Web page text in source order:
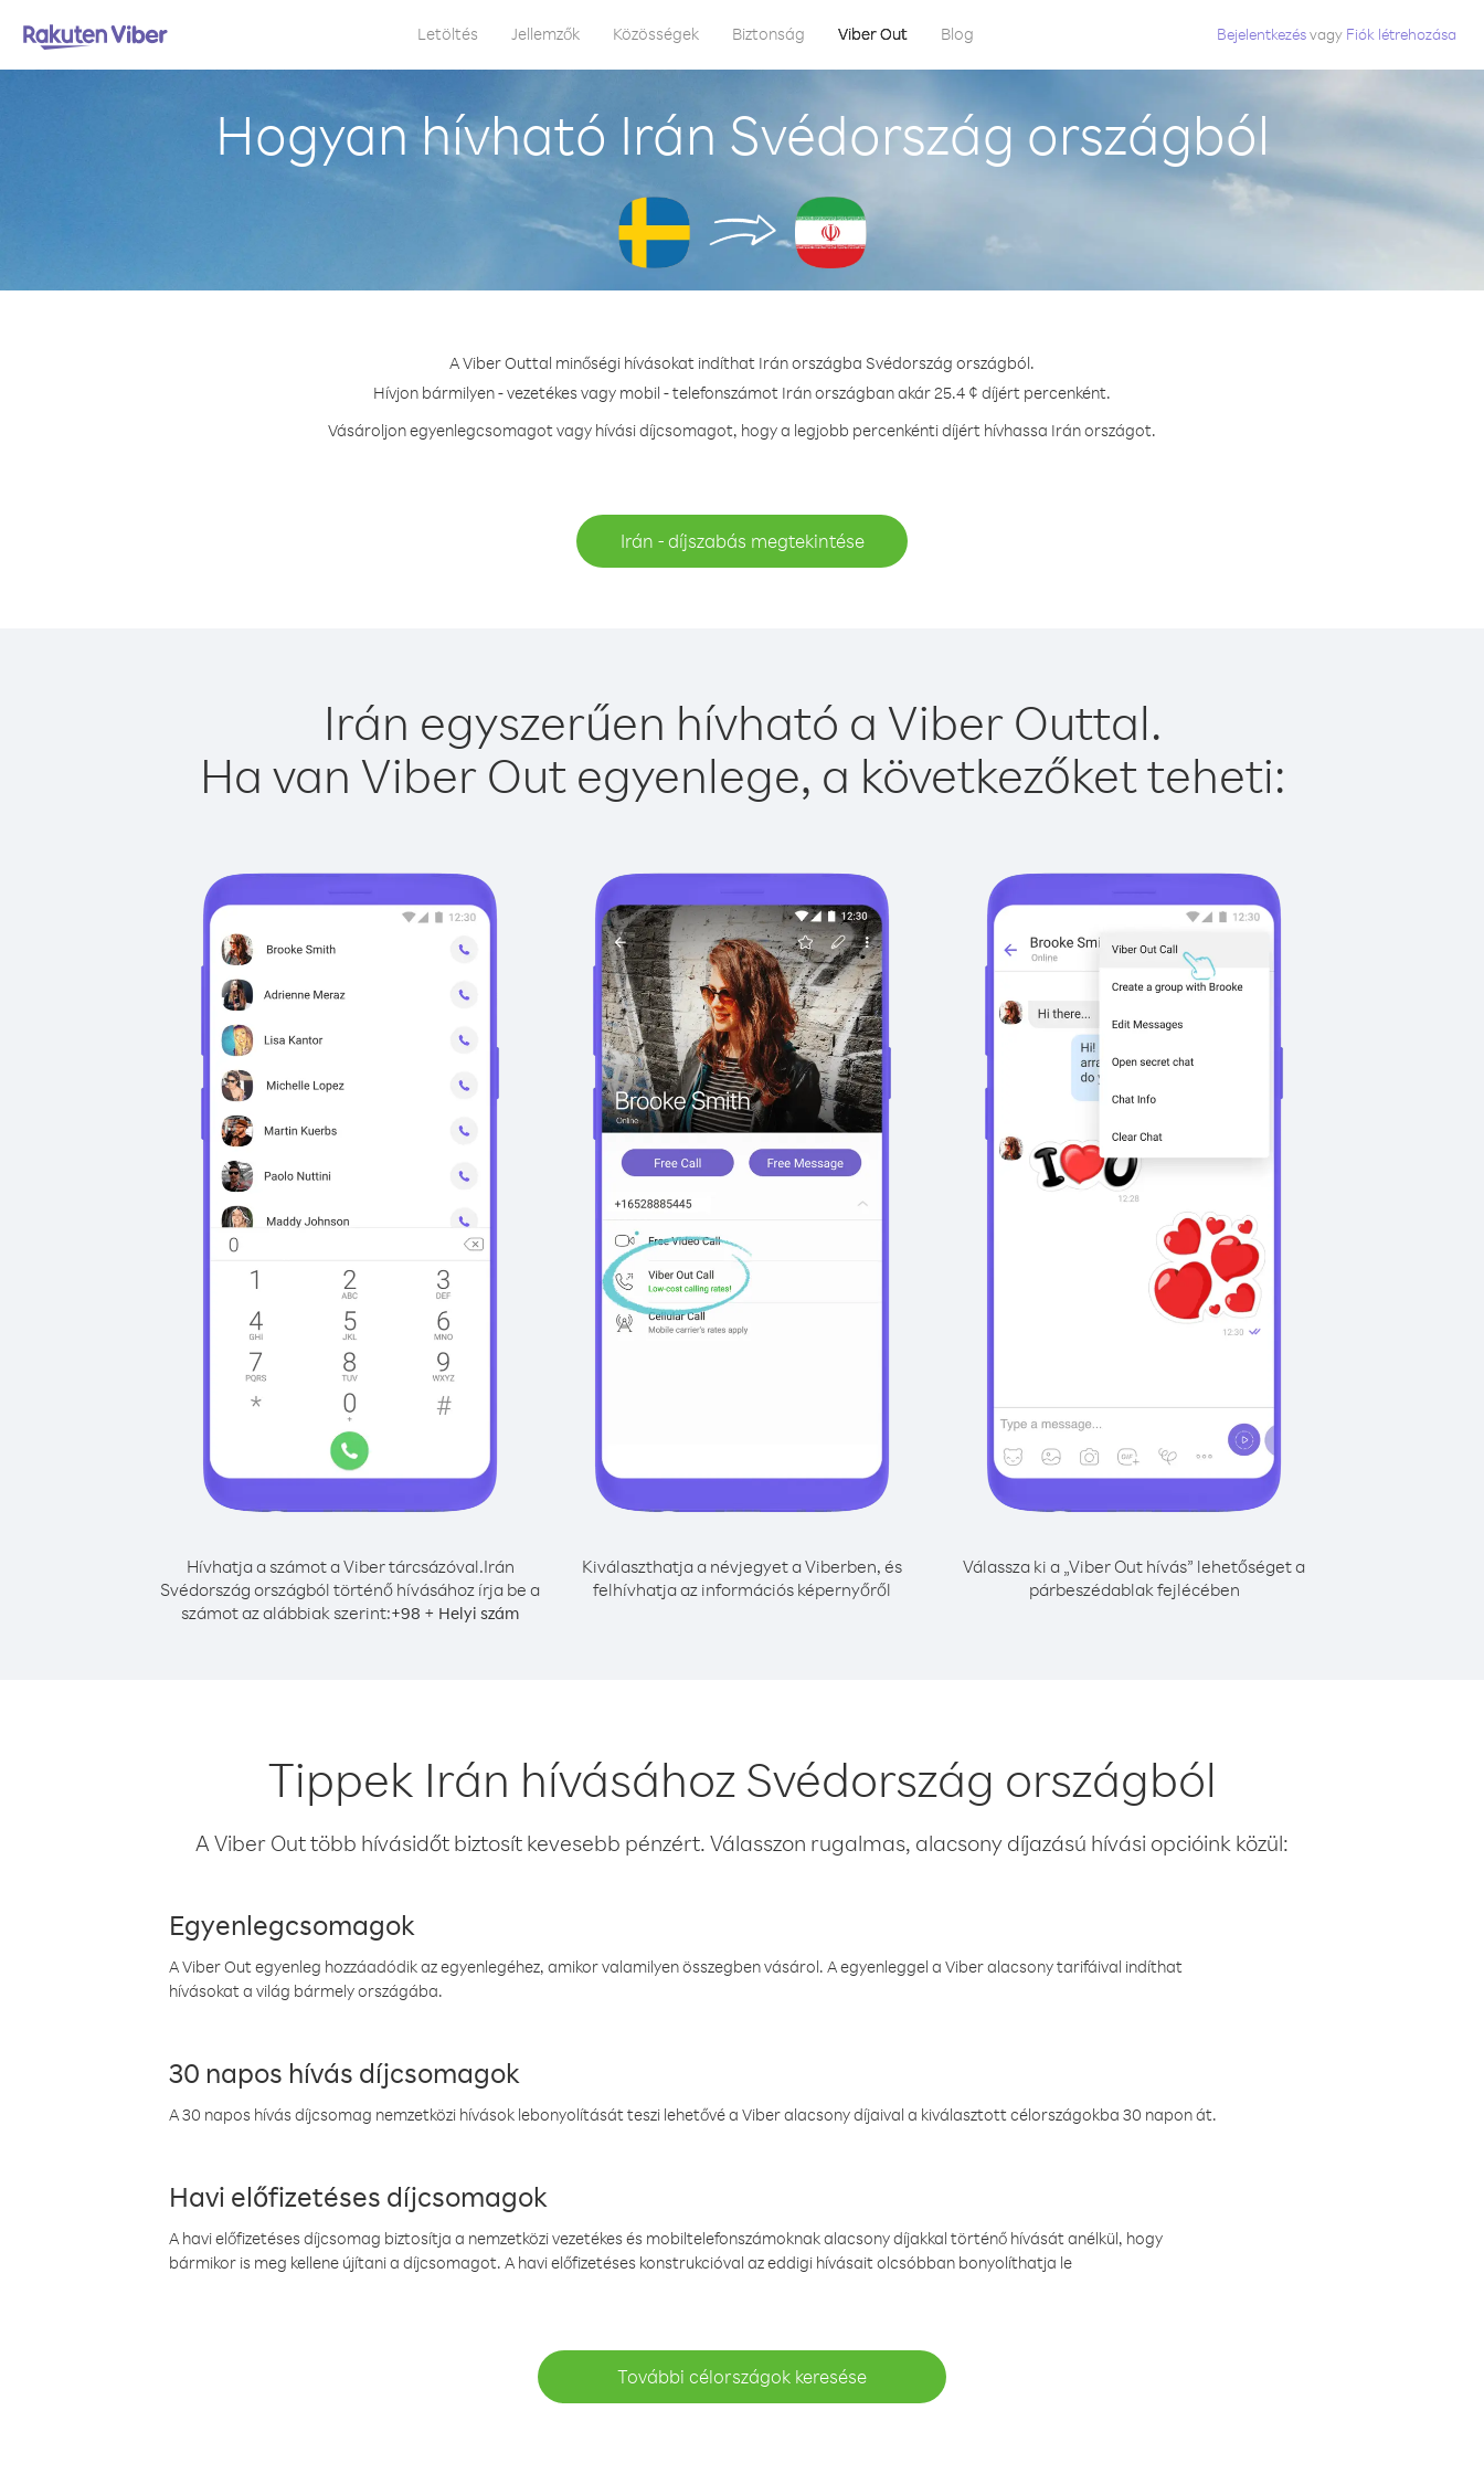
Letöltés Jellemzők Közösségek Biztonság Viber Out Blog Bejelentkezésvagy Fiók létrehozása
Hogyan hívható Irán Svédország országból
A Viber Outtal minőségi hívásokat indíthat Irán országba Svédország országból.
Hívjon bármilyen - vezetékes vagy mobil - telefonszámot Irán országban akár 25.4 ¢ díjért percenként.
Vásároljon egyenlegcsomagot vagy hívási díjcsomagot, hogy a legjobb percenkénti díjért hívhassa Irán országot.
Irán - díjszabás megtekintése
Irán egyszerűen hívható a Viber Outtal.
Ha van Viber Out egyenlege, a következőket teheti:
Hívhatja a számot a Viber tárcsázóval.Irán
Svédország országból történő hívásához írja be a
számot az alábbiak szerint:+98 + Helyi szám
Kiválaszthatja a névjegyet a Viberben, és
felhívhatja az információs képernyőről
Válassza ki a „Viber Out hívás” lehetőséget a
párbeszédablak fejlécében
Tippek Irán hívásához Svédország országból
A Viber Out több hívásidőt biztosít kevesebb pénzért. Válasszon rugalmas, alacsony díjazású hívási opcióink közül:
Egyenlegcsomagok
A Viber Out egyenleg hozzáadódik az egyenlegéhez, amikor valamilyen összegben vásárol. A egyenleggel a Viber alacsony tarifáival indíthat
hívásokat a világ bármely országába.
30 napos hívás díjcsomagok
A 30 napos hívás díjcsomag nemzetközi hívások lebonyolítását teszi lehetővé a Viber alacsony díjaival a kiválasztott célországokba 30 napon át.
Havi előfizetéses díjcsomagok
A havi előfizetéses díjcsomag biztosítja a nemzetközi vezetékes és mobiltelefonszámoknak alacsony díjakkal történő hívását anélkül, hogy
bármikor is meg kellene újítani a díjcsomagot. A havi előfizetéses konstrukcióval az eddigi hívásait olcsóbban bonyolíthatja le
További célországok keresése